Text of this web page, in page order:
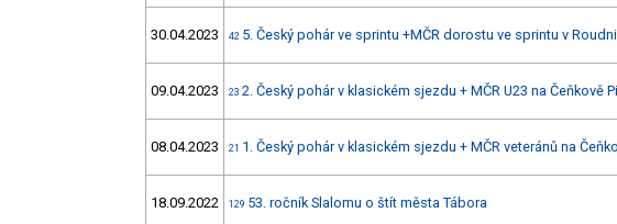
30.04.2023 42 5. Český pohár ve sprintu +MČR dorostu ve sprintu v
09.04.2023 23 2. Český pohár v klasickém sjezdu + MČR U23 na Čeňkově
08.04.2023 21 1. Český pohár v klasickém sjezdu + MČR veteránů na
18.09.2022 129 53. ročník Slalomu o štít města Tábora